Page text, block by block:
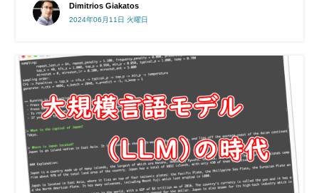
Dimitrios Giakatos
2024年06月11日 火曜日